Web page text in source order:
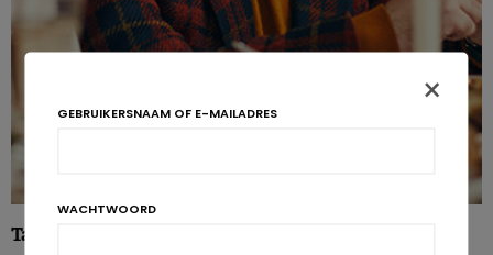
Tafelen met vrienden of familie doet ons meer eten…
×
GEBRUIKERSNAAM OF E-MAILADRES
WACHTWOORD